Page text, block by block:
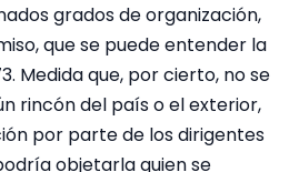
grados de organización,
que se puede entender la
Medida que, por cierto, no se
rincón del país o el exterior,
por parte de los dirigentes
objetarla quien se